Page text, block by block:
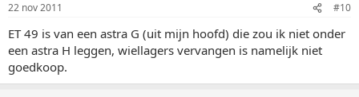
22 nov 2011 #10
ET 49 is van een astra G (uit mijn hoofd) die zou ik niet onder
een astra H leggen, wiellagers vervangen is namelijk niet
goedkoop.